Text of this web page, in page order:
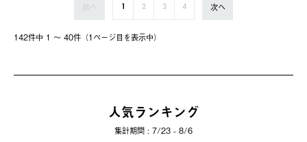
142件中 1 〜 40件（1ページ⽬を表⽰中）
前へ 1 2 3 4 次へ
人気ランキング
集計期間 : 7/23 - 8/6